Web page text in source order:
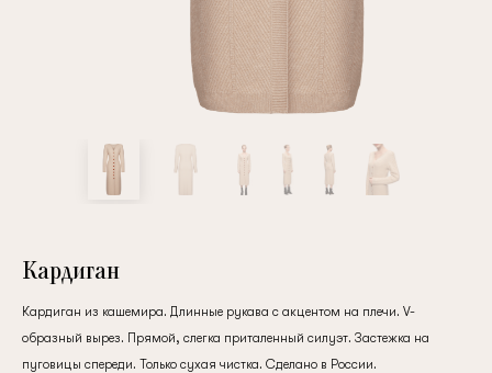
Подписаться на обновления
условиями
политики конфиденциальности
Зарегистрированный
Кардиган
Кардиган из кашемира. Длинные рукава с акцентом на плечи. V-
образный вырез. Прямой, слегка приталенный силуэт. Застежка на
пуговицы спереди. Только сухая чистка. Сделано в России.